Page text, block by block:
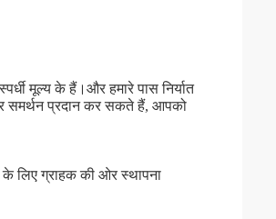
मूल्य के हैं।और हमारे पास निर्यात
समर्थन प्रदान कर सकते हैं, आपको
के लिए ग्राहक की ओर स्थापना